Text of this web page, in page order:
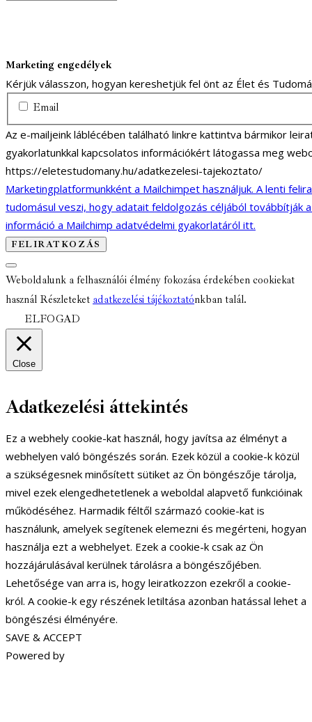
Marketing engedélyek
Kérjük válasszon, hogyan kereshetjük fel önt az Élet és
Email
Az e-mailjeink láblécében található linkre kattintva bármikor
gyakorlatunkkal kapcsolatos információkért látogassa meg
https://eletestudomany.hu/adatkezelesi-tajekoztato/
Marketingplatformunkként a Mailchimpet használjuk. A lenti
tudomásul veszi, hogy adatait feldolgozás céljából továbbítják
információ a Mailchimp adatvédelmi gyakorlatáról itt.
Weboldalunk a felhasználói élmény fokozása érdekében cookiekat
használ Részleteket adatkezelési tájékoztatónkban talál.
ELFOGAD
Close
Adatkezelési áttekintés
Ez a webhely cookie-kat használ, hogy javítsa az élményt a
webhelyen való böngészés során. Ezek közül a cookie-k közül
a szükségesnek minősített sütiket az Ön böngészője tárolja,
mivel ezek elengedhetetlenek a weboldal alapvető funkcióinak
működéséhez. Harmadik féltől származó cookie-kat is
használunk, amelyek segítenek elemezni és megérteni, hogyan
használja ezt a webhelyet. Ezek a cookie-k csak az Ön
hozzájárulásával kerülnek tárolásra a böngészőjében.
Lehetősége van arra is, hogy leiratkozzon ezekről a cookie-
król. A cookie-k egy részének letiltása azonban hatással lehet a
böngészési élményére.
SAVE & ACCEPT
Powered by